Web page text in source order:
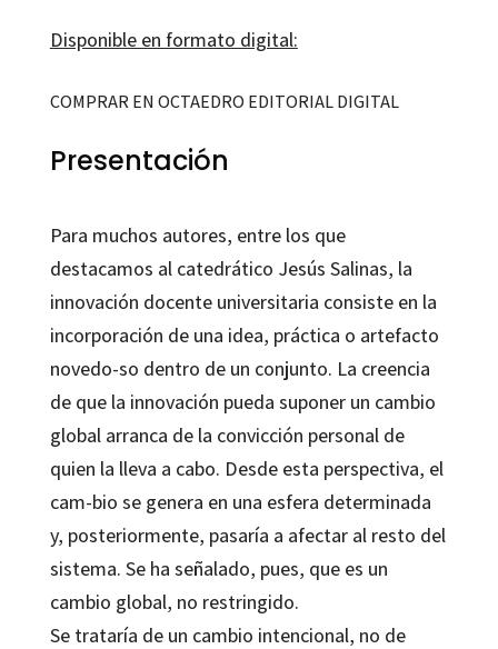
Disponible en formato digital:
COMPRAR EN OCTAEDRO EDITORIAL DIGITAL
Presentación
Para muchos autores, entre los que
destacamos al catedrático Jesús Salinas, la
innovación docente universitaria consiste en la
incorporación de una idea, práctica o artefacto
novedo-so dentro de un conjunto. La creencia
de que la innovación pueda suponer un cambio
global arranca de la convicción personal de
quien la lleva a cabo. Desde esta perspectiva, el
cam-bio se genera en una esfera determinada
y, posteriormente, pasaría a afectar al resto del
sistema. Se ha señalado, pues, que es un
cambio global, no restringido.
Se trataría de un cambio intencional, no de